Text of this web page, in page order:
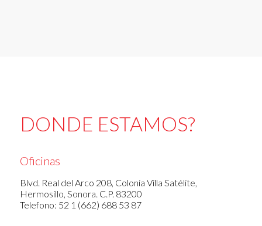
DONDE ESTAMOS?
Oficinas
Blvd. Real del Arco 208, Colonia Villa Satélite,
Hermosillo, Sonora. C.P. 83200
Telefono: 52 1 (662) 688 53 87